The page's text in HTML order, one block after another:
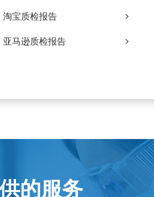
淘宝质检报告
亚马逊质检报告
的服务